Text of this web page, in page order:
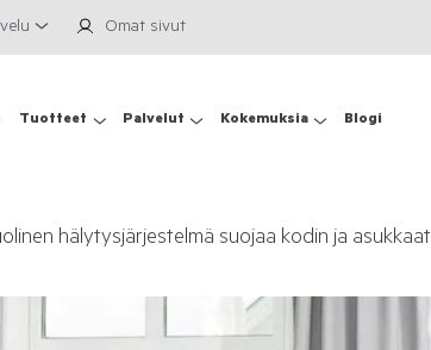
Tuotteet Palvelut Kokemuksia Blogi
Omat sivut
hälytysjärjestelmä suojaa kodin ja asukkaat